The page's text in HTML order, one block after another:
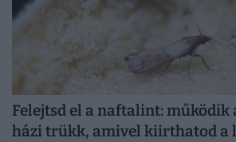
Felejtsd el a naftalint: működik
házi trükk, amivel kiirthatod a